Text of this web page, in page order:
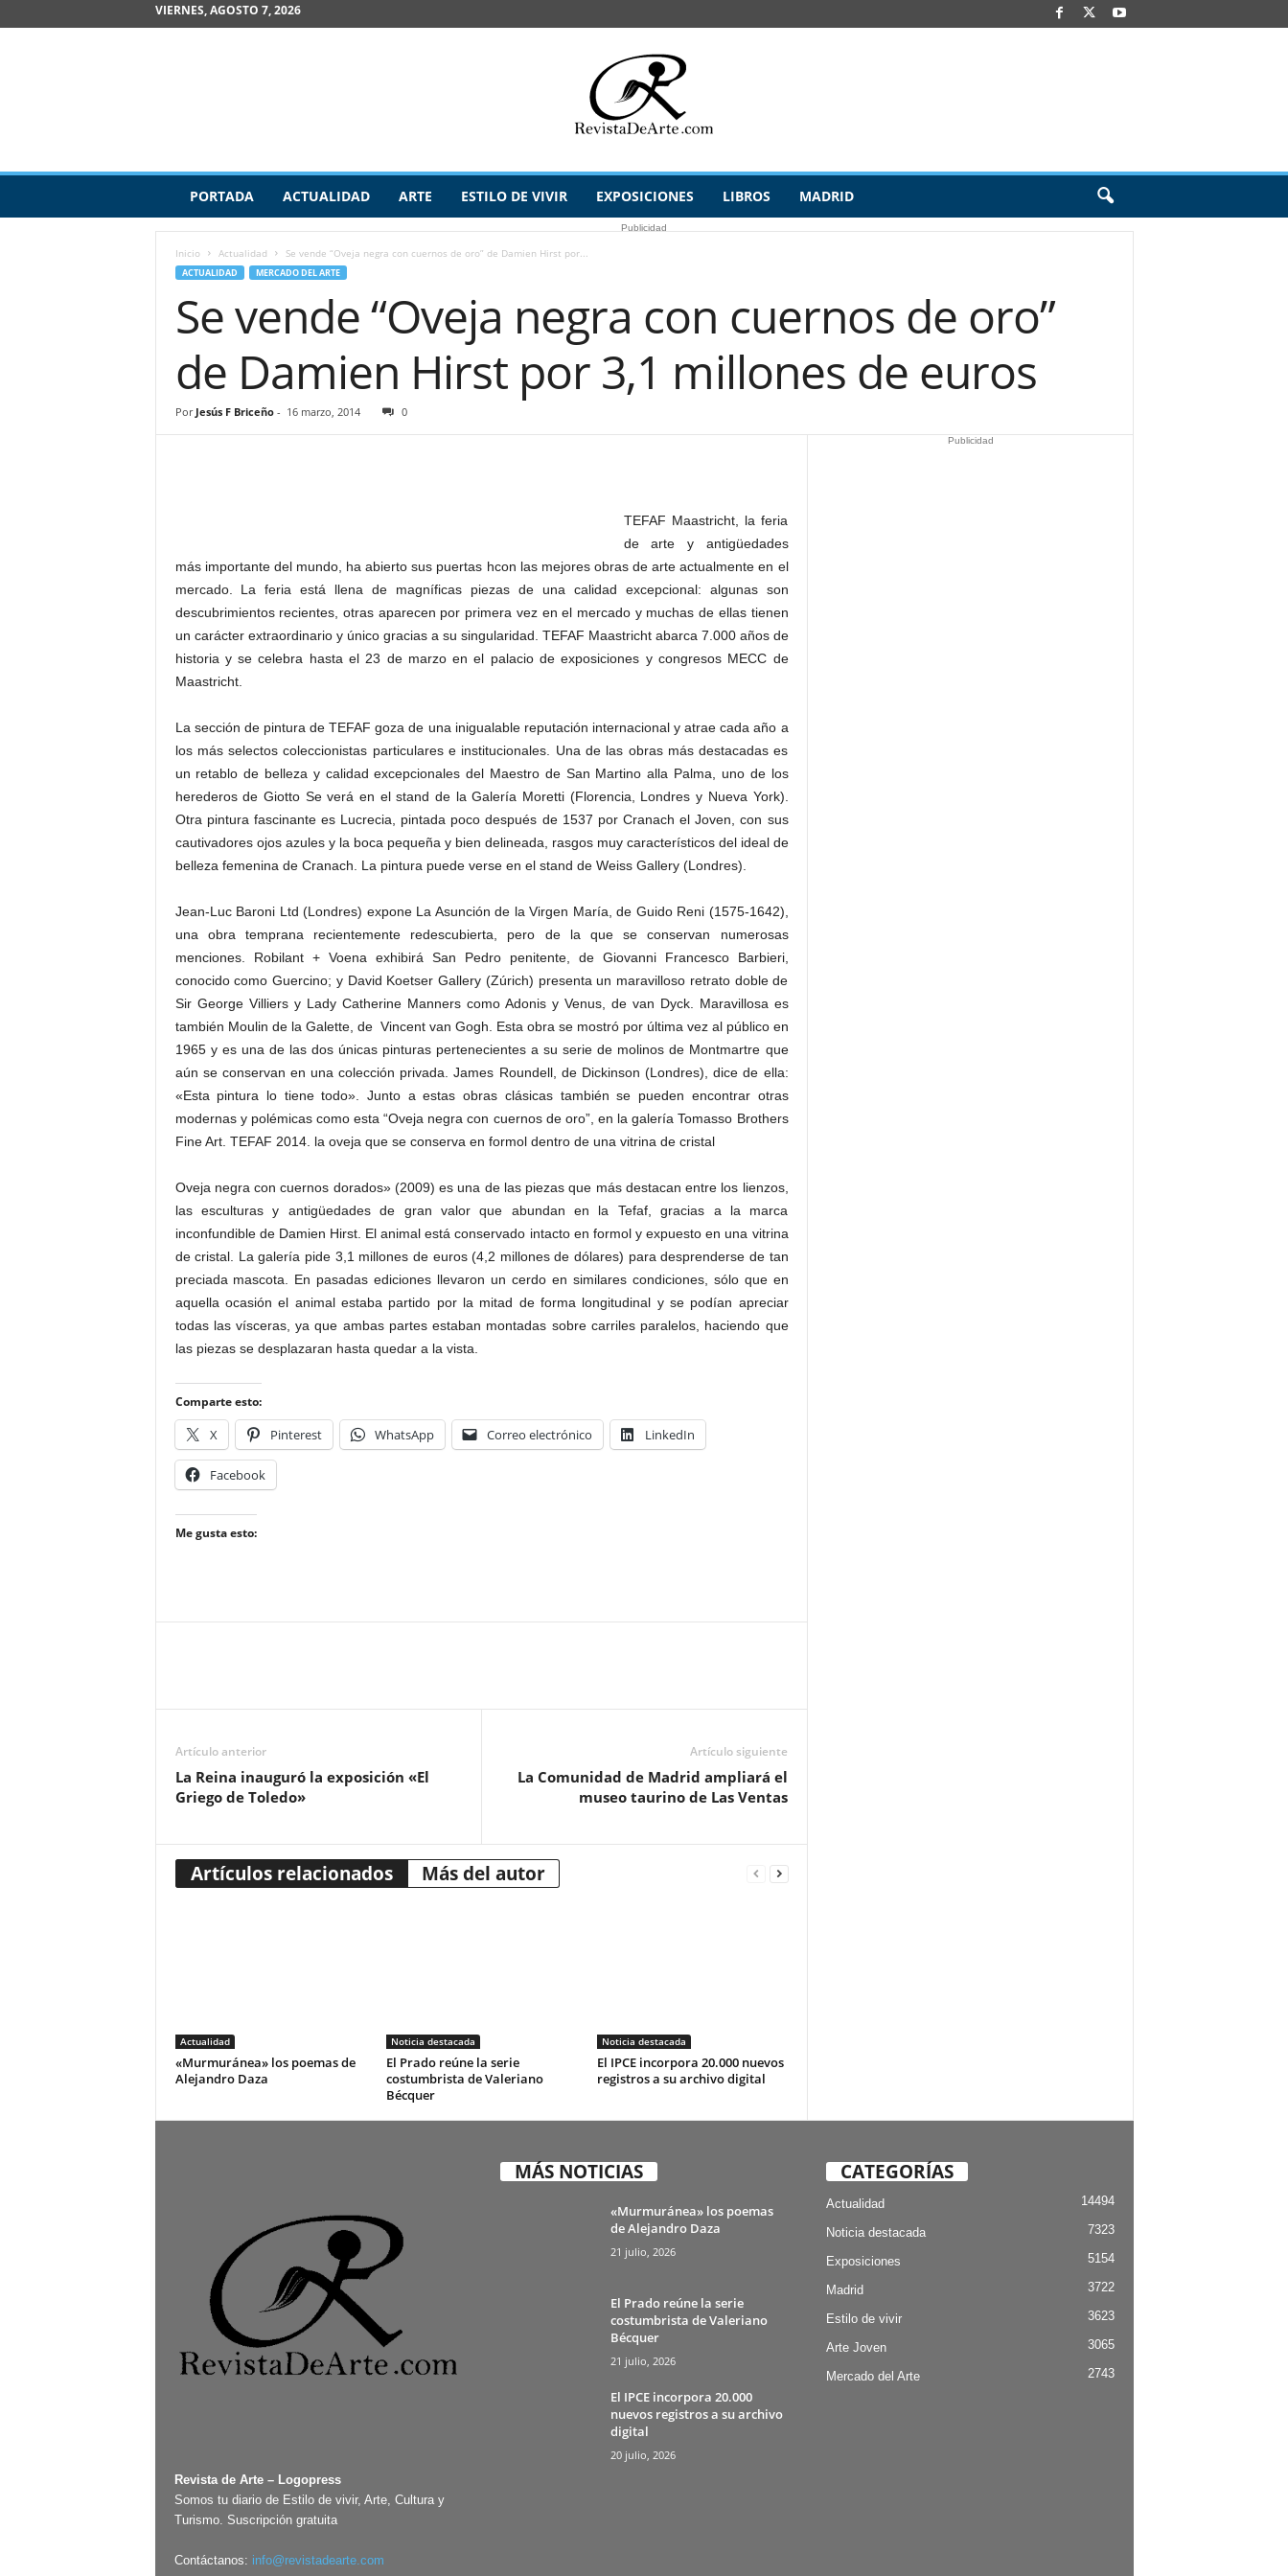
VIERNES, AGOSTO 7, 2026
v
PORTADA ACTUALIDAD ARTE ESTILO DE VIVIR EXPOSICIONES LIBROS MADRID
Publicidad
Inicio Actualidad Se vende “Oveja negra con cuernos de oro” de Damien Hirst por...
ACTUALIDAD MERCADO DEL ARTE
Se vende “Oveja negra con cuernos de oro”
de Damien Hirst por 3,1 millones de euros
Por Jesús F Briceño- 16 marzo, 2014 0
TEFAF Maastricht, la feria
de arte y antigüedades
más importante del mundo, ha abierto sus puertas hcon las mejores obras de arte actualmente en el
mercado. La feria está llena de magníficas piezas de una calidad excepcional: algunas son
descubrimientos recientes, otras aparecen por primera vez en el mercado y muchas de ellas tienen
un carácter extraordinario y único gracias a su singularidad. TEFAF Maastricht abarca 7.000 años de
historia y se celebra hasta el 23 de marzo en el palacio de exposiciones y congresos MECC de
Maastricht.
La sección de pintura de TEFAF goza de una inigualable reputación internacional y atrae cada año a
los más selectos coleccionistas particulares e institucionales. Una de las obras más destacadas es
un retablo de belleza y calidad excepcionales del Maestro de San Martino alla Palma, uno de los
herederos de Giotto Se verá en el stand de la Galería Moretti (Florencia, Londres y Nueva York).
Otra pintura fascinante es Lucrecia, pintada poco después de 1537 por Cranach el Joven, con sus
cautivadores ojos azules y la boca pequeña y bien delineada, rasgos muy característicos del ideal de
belleza femenina de Cranach. La pintura puede verse en el stand de Weiss Gallery (Londres).
Jean-Luc Baroni Ltd (Londres) expone La Asunción de la Virgen María, de Guido Reni (1575-1642),
una obra temprana recientemente redescubierta, pero de la que se conservan numerosas
menciones. Robilant + Voena exhibirá San Pedro penitente, de Giovanni Francesco Barbieri,
conocido como Guercino; y David Koetser Gallery (Zúrich) presenta un maravilloso retrato doble de
Sir George Villiers y Lady Catherine Manners como Adonis y Venus, de van Dyck. Maravillosa es
también Moulin de la Galette, de Vincent van Gogh. Esta obra se mostró por última vez al público en
1965 y es una de las dos únicas pinturas pertenecientes a su serie de molinos de Montmartre que
aún se conservan en una colección privada. James Roundell, de Dickinson (Londres), dice de ella:
«Esta pintura lo tiene todo». Junto a estas obras clásicas también se pueden encontrar otras
modernas y polémicas como esta “Oveja negra con cuernos de oro”, en la galería Tomasso Brothers
Fine Art. TEFAF 2014. la oveja que se conserva en formol dentro de una vitrina de cristal
Oveja negra con cuernos dorados» (2009) es una de las piezas que más destacan entre los lienzos,
las esculturas y antigüedades de gran valor que abundan en la Tefaf, gracias a la marca
inconfundible de Damien Hirst. El animal está conservado intacto en formol y expuesto en una vitrina
de cristal. La galería pide 3,1 millones de euros (4,2 millones de dólares) para desprenderse de tan
preciada mascota. En pasadas ediciones llevaron un cerdo en similares condiciones, sólo que en
aquella ocasión el animal estaba partido por la mitad de forma longitudinal y se podían apreciar
todas las vísceras, ya que ambas partes estaban montadas sobre carriles paralelos, haciendo que
las piezas se desplazaran hasta quedar a la vista.
Comparte esto:
X Pinterest WhatsApp Correo electrónico LinkedIn
Facebook
Me gusta esto:
Artículo anterior
La Reina inauguró la exposición «El
Griego de Toledo»
Artículo siguiente
La Comunidad de Madrid ampliará el
museo taurino de Las Ventas
Artículos relacionados Más del autor
Actualidad
«Murmuránea» los poemas de
Alejandro Daza
Noticia destacada
El Prado reúne la serie
costumbrista de Valeriano
Bécquer
Noticia destacada
El IPCE incorpora 20.000 nuevos
registros a su archivo digital
Publicidad
Revista de Arte – Logopress
Somos tu diario de Estilo de vivir, Arte, Cultura y
Turismo. Suscripción gratuita
Contáctanos: info@revistadearte.com
MÁS NOTICIAS
«Murmuránea» los poemas
de Alejandro Daza
21 julio, 2026
El Prado reúne la serie
costumbrista de Valeriano
Bécquer
21 julio, 2026
El IPCE incorpora 20.000
nuevos registros a su archivo
digital
20 julio, 2026
CATEGORÍAS
Actualidad 14494
Noticia destacada 7323
Exposiciones 5154
Madrid 3722
Estilo de vivir 3623
Arte Joven 3065
Mercado del Arte 2743